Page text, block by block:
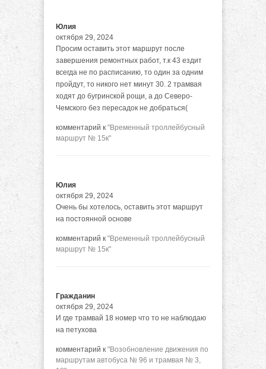
Юлия
октября 29, 2024
Просим оставить этот маршрут после
завершения ремонтных работ, т.к 43 ездит
всегда не по расписанию, то один за одним
пройдут, то никого нет минут 30. 2 трамвая
ходят до бугринской рощи, а до Северо-
Чемского без пересадок не добраться(
комментарий к "Временный троллейбусный
маршрут № 15к"
Юлия
октября 29, 2024
Очень бы хотелось, оставить этот маршрут
на постоянной основе
комментарий к "Временный троллейбусный
маршрут № 15к"
Гражданин
октября 29, 2024
И где трамвай 18 номер что то не наблюдаю
на петухова
комментарий к "Возобновление движения по
маршрутам автобуса № 96 и трамвая № 3,